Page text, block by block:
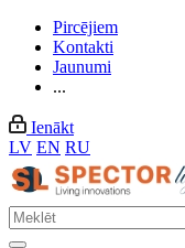
Pircējiem
Kontakti
Jaunumi
...
Ienākt
LV EN RU